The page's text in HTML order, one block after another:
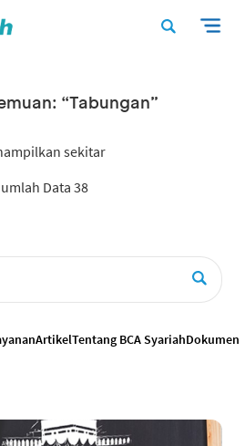
“Tabungan”
sekitar
Data 38
ArtikelTentang BCA SyariahDokumen